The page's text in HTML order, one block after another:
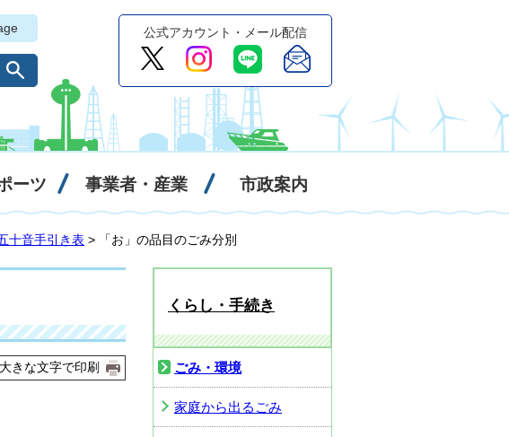
公式アカウント・メール配信
ーツ 事業者・産業 市政案内
十音手引き表 > 「お」の品目のごみ分別
大きな文字で印刷
くらし・手続き
ごみ・環境
家庭から出るごみ